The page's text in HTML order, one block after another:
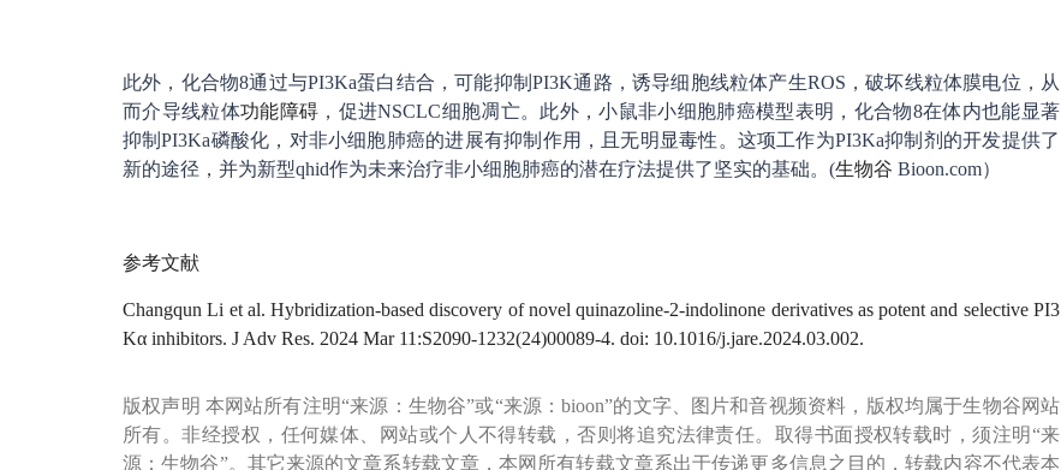
此外，化合物8通过与PI3Ka蛋白结合，可能抑制PI3K通路，诱导细胞线粒体产生ROS，破坏线粒体膜电位，从
而介导线粒体功能障碍 ，促进NSCLC细胞凋亡。此外，小鼠非小细胞肺癌模型表明，化合物8在体内也能显著
抑制PI3Ka磷酸化，对非小细胞肺癌的进展有抑制作用，且无明显毒性。这项工作为PI3Ka抑制剂的开发提供了
新的途径，并为新型qhid作为未来治疗非小细胞肺癌的潜在疗法提供了坚实的基础。(生物谷 Bioon.com）
参考文献
Changqun Li et al. Hybridization-based discovery of novel quinazoline-2-indolinone derivatives as potent and selective PI3
Kα inhibitors. J Adv Res. 2024 Mar 11:S2090-1232(24)00089-4. doi: 10.1016/j.jare.2024.03.002.
版权声明 本网站所有注明“来源：生物谷”或“来源：bioon”的文字、图片和音视频资料，版权均属于生物谷网站
所有。非经授权，任何媒体、网站或个人不得转载，否则将追究法律责任。取得书面授权转载时，须注明“来
源：生物谷”。其它来源的文章系转载文章，本网所有转载文章系出于传递更多信息之目的，转载内容不代表本